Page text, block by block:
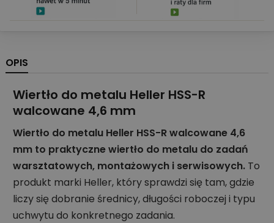
OPIS
Wiertło do metalu Heller HSS-R
walcowane 4,6 mm
Wiertło do metalu Heller HSS-R walcowane 4,6
mm to praktyczne wiertło do metalu do zadań
warsztatowych, montażowych i serwisowych. To
produkt marki Heller, który sprawdzi się tam, gdzie
liczy się dobranie średnicy, długości roboczej i typu
uchwytu do konkretnego zadania.